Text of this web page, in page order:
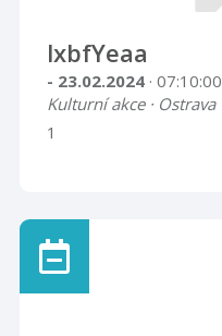
lxbfYeaa
- 23.02.2024 · 07:10:00
Kulturní akce · Ostrava
1